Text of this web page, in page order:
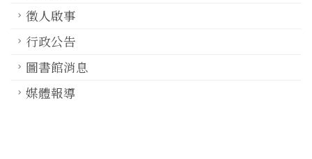
徵人啟事
行政公告
圖書館消息
媒體報導